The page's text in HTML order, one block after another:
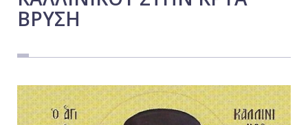
ΒΡΥΣΗ
Τοπικά
Αγροτικά